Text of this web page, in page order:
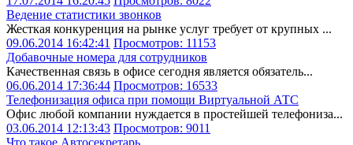
Ведение статистики звонков
Жесткая конкуренция на рынке услуг требует от крупных ...
09.06.2014 16:42:41 Просмотров: 11153
Добавочные номера для сотрудников
Качественная связь в офисе сегодня является обязатель...
06.06.2014 17:36:44 Просмотров: 16533
Телефонизация офиса при помощи Виртуальной АТС
Офис любой компании нуждается в простейшей телефониза...
03.06.2014 12:13:43 Просмотров: 9011
Что такое Автосекретарь